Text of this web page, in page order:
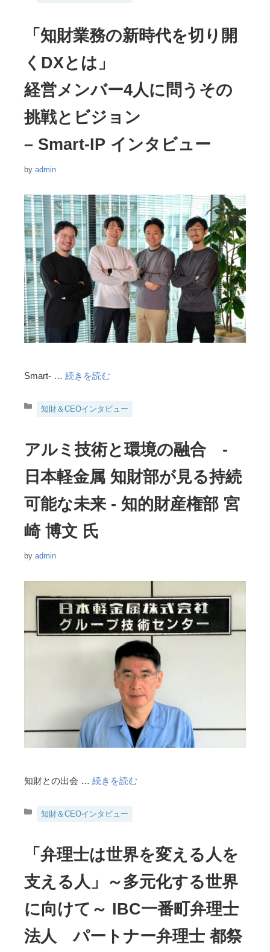
リ
ー
「知財業務の新時代を切り開
くDXとは」
経営メンバー4人に問うその
挑戦とビジョン
– Smart-IP インタビュー
by admin
Smart- … 続きを読む
カ
ー
知財＆CEOインタビュー
アルミ技術と環境の融合 ‐
日本軽金属 知財部が見る持続
可能な未来 ‐ 知的財産権部 宮
崎 博文 氏
by admin
知財との出会 … 続きを読む
カ
リ
ー
知財＆CEOインタビュー
「弁理士は世界を変える人を
支える人」～多元化する世界
に向けて～ IBC一番町弁理士
法人 パートナー弁理士 都祭